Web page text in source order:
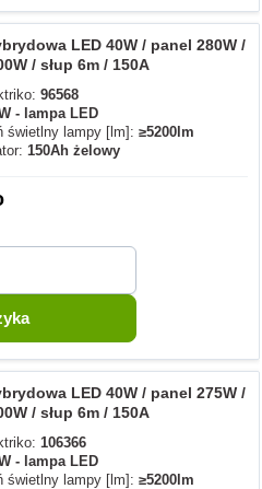
LED 40W / panel 280W /
/ słup 6m / 150A
96568
- lampa LED
świetlny lampy [lm]:≥5200lm
150Ah żelowy
LED 40W / panel 275W /
/ słup 6m / 150A
106366
- lampa LED
świetlny lampy [lm]:≥5200lm